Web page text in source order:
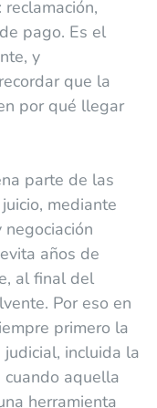
pago. Es el
y
que la
por qué llegar
parte de las
mediante
años de
al final del
Por eso en
primero la
incluida la
cuando aquella
herramienta